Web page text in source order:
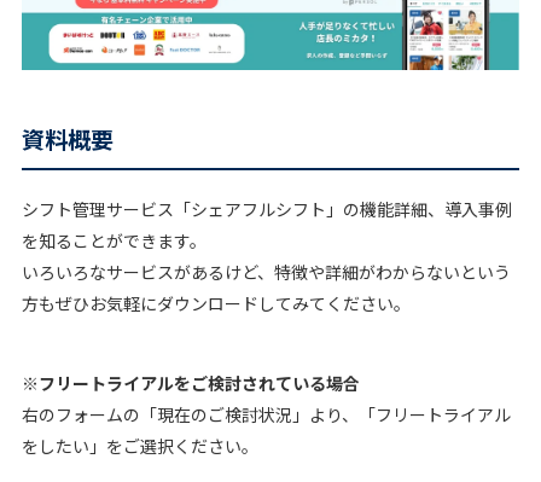
資料概要
シフト管理サービス「シェアフルシフト」の機能詳細、導入事例
を知ることができます。
いろいろなサービスがあるけど、特徴や詳細がわからないという
方もぜひお気軽にダウンロードしてみてください。
※フリートライアルをご検討されている場合
右のフォームの「現在のご検討状況 」より、「フリートライアル
をしたい 」をご選択ください。